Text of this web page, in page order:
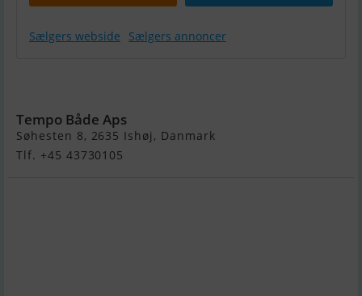
Sælgers webside Sælgers annoncer
Tempo Både Aps
Søhesten 8, 2635 Ishøj, Danmark
Tlf. +45 43730105